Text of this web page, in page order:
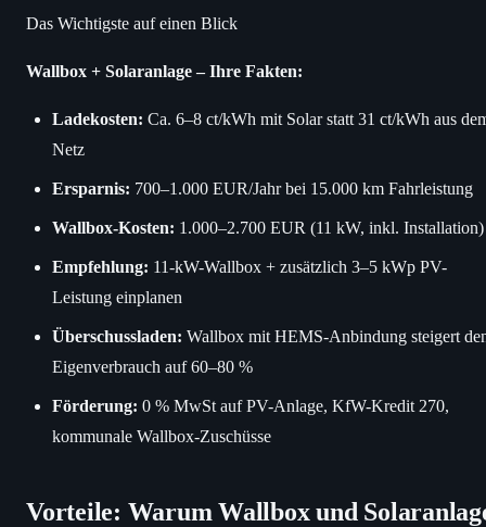
Das Wichtigste auf einen Blick
Wallbox + Solaranlage – Ihre Fakten:
Ladekosten: Ca. 6–8 ct/kWh mit Solar statt 31 ct/kWh aus
Netz
Ersparnis: 700–1.000 EUR/Jahr bei 15.000 km Fahrleistung
Wallbox-Kosten: 1.000–2.700 EUR (11 kW, inkl. Installation)
Empfehlung: 11-kW-Wallbox + zusätzlich 3–5 kWp PV-
Leistung einplanen
Überschussladen: Wallbox mit HEMS-Anbindung steigert
Eigenverbrauch auf 60–80 %
Förderung: 0 % MwSt auf PV-Anlage, KfW-Kredit 270,
kommunale Wallbox-Zuschüsse
Vorteile: Warum Wallbox und